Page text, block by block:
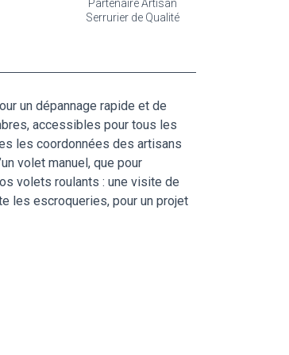
Partenaire Artisan
Serrurier de Qualité
un dépannage rapide et de
accessibles pour tous les
les coordonnées des artisans
volet manuel, que pour
volets roulants : une visite de
les escroqueries, pour un projet